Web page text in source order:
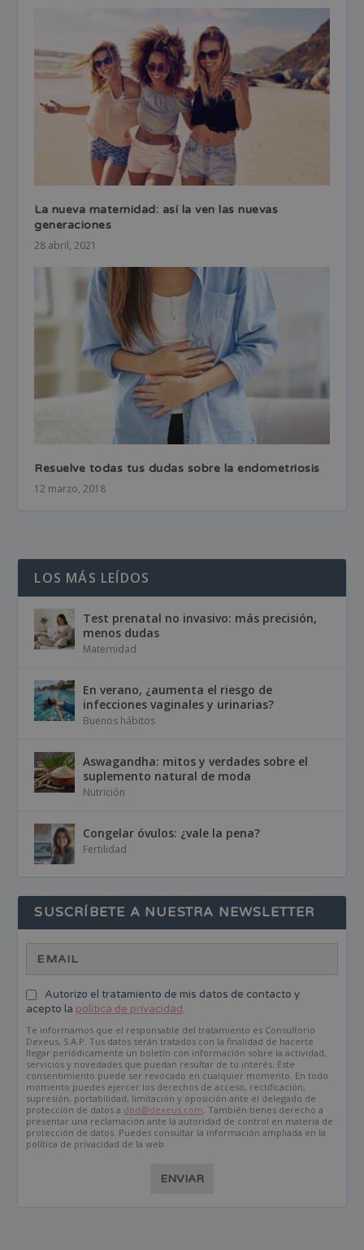
La nueva maternidad: así la ven las nuevas
generaciones
28 abril, 2021
Resuelve todas tus dudas sobre la endometriosis
12 marzo, 2018
LOS MÁS LEÍDOS
Test prenatal no invasivo: más precisión,
menos dudas
Maternidad
En verano, ¿aumenta el riesgo de
infecciones vaginales y urinarias?
Buenos hábitos
Aswagandha: mitos y verdades sobre el
suplemento natural de moda
Nutrición
Congelar óvulos: ¿vale la pena?
Fertilidad
SUSCRÍBETE A NUESTRA NEWSLETTER
Autorizo el tratamiento de mis datos de contacto y
acepto la política de privacidad.
Te informamos que el responsable del tratamiento es Consultorio
Dexeus, S.A.P. Tus datos serán tratados con la finalidad de hacerte
llegar periódicamente un boletín con información sobre la actividad,
servicios y novedades que puedan resultar de tu interés. Este
consentimiento puede ser revocado en cualquier momento. En todo
momento puedes ejercer los derechos de acceso, rectificación,
supresión, portabilidad, limitación y oposición ante el delegado de
protección de datos a dpd@dexeus.com . También tienes derecho a
presentar una reclamación ante la autoridad de control en materia de
protección de datos. Puedes consultar la información ampliada en la
política de privacidad de la web.
ENVIAR